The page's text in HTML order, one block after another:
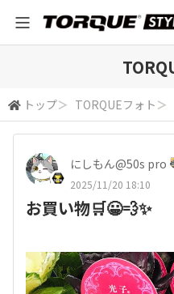
トップ＞ TORQUEフォト ＞
にしもん@50s pro
2025/11/20 18:10
お買い物🛒😀💨✨